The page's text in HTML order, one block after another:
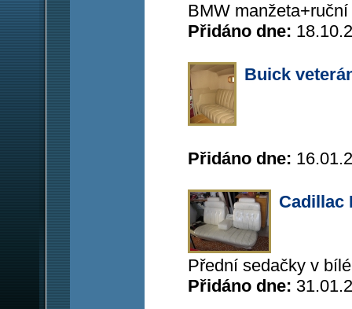
BMW
Přidáno dne:
Buick
Přidáno dne:
Cadillac
Přední sedačky v
Přidáno dne: